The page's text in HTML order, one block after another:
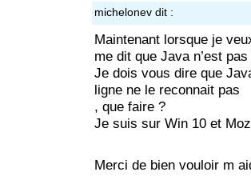
michelonev dit :
Maintenant lorsque je
me dit que Java n’est
Je dois vous dire que
ligne ne le reconnait pas
, que faire ?
Je suis sur Win 10 et
Merci de bien vouloir m